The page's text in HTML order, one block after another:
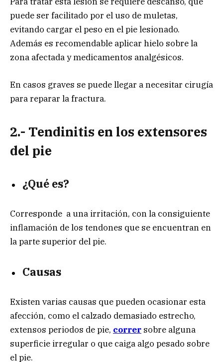
puede ser facilitado por el uso de muletas,
evitando cargar el peso en el pie lesionado.
Además es recomendable aplicar hielo sobre la
zona afectada y medicamentos analgésicos.
En casos graves se puede llegar a necesitar cirugía
para reparar la fractura.
2.- Tendinitis en los extensores
del pie
¿Qué es?
Corresponde a una irritación, con la consiguiente
inflamación de los tendones que se encuentran en
la parte superior del pie.
Causas
Existen varias causas que pueden ocasionar esta
afección, como el calzado demasiado estrecho,
extensos periodos de pie, correr sobre alguna
superficie irregular o que caiga algo pesado sobre
el pie.